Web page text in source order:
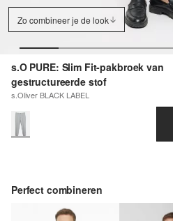
Zo combineer je de look
s.O PURE: Slim Fit-pakbroek van
gestructureerde stof
s.Oliver BLACK LABEL
Perfect combineren